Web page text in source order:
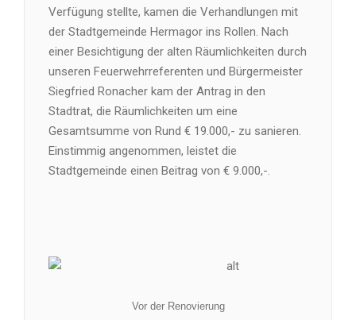
Verfügung stellte, kamen die Verhandlungen mit
der Stadtgemeinde Hermagor ins Rollen. Nach
einer Besichtigung der alten Räumlichkeiten durch
unseren Feuerwehrreferenten und Bürgermeister
Siegfried Ronacher kam der Antrag in den
Stadtrat, die Räumlichkeiten um eine
Gesamtsumme von Rund € 19.000,- zu sanieren.
Einstimmig angenommen, leistet die
Stadtgemeinde einen Beitrag von € 9.000,-.
Vor der Renovierung